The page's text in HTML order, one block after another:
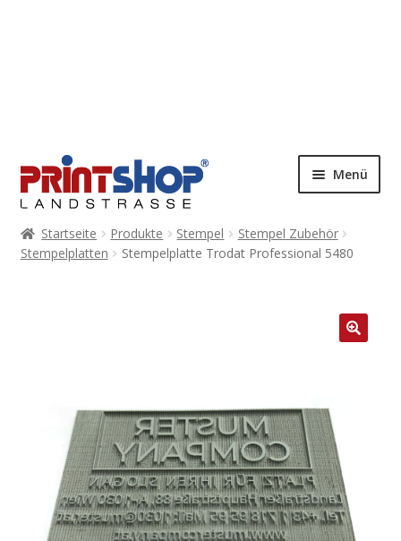
Menü
Startseite Produkte Stempel
Stempel Zubehör
Stempelplatten
Stempelplatte Trodat Professional 5480